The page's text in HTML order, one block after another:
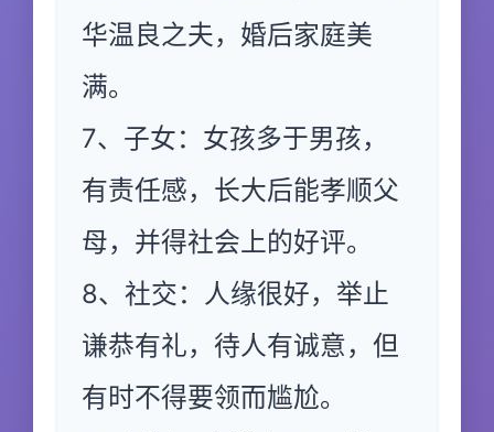
华温良之夫，婚后家庭美
满。
7、子女：女孩多于男孩，
有责任感，长大后能孝顺父
母，并得社会上的好评。
8、社交：人缘很好，举止
谦恭有礼，待人有诚意，但
有时不得要领而尴尬。